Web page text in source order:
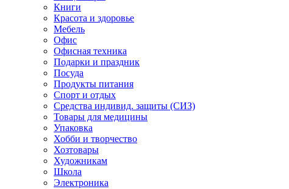
Книги
Красота и здоровье
Мебель
Офис
Офисная техника
Подарки и праздник
Посуда
Продукты питания
Спорт и отдых
Средства индивид. защиты (СИЗ)
Товары для медицины
Упаковка
Хобби и творчество
Хозтовары
Художникам
Школа
Электроника